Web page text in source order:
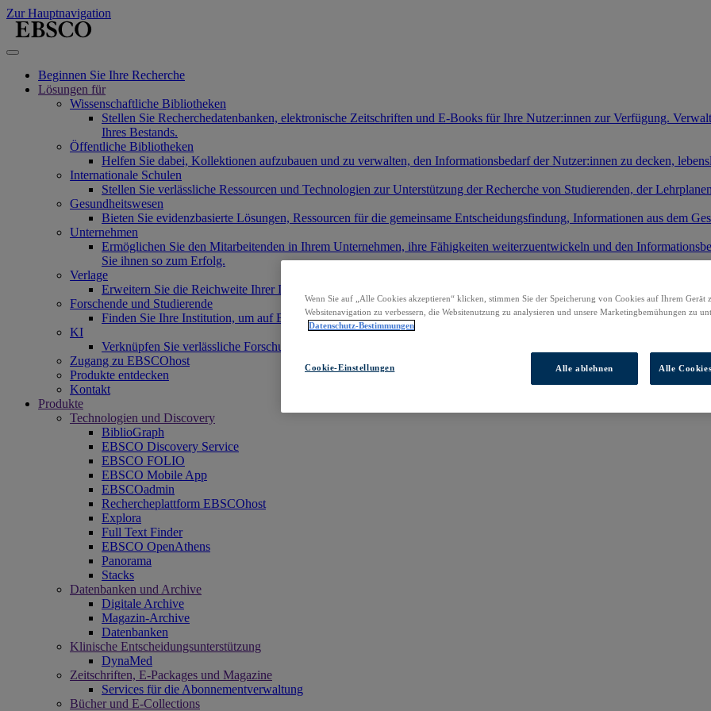
Zur Hauptnavigation
Beginnen Sie Ihre Recherche
Lösungen für
Wissenschaftliche Bibliotheken
Stellen Sie Recherchedatenbanken, elektronische Zeitschriften und E-Books für Ihre Nutzer:innen zur Verfügung.
Ihres Bestands.
Öffentliche Bibliotheken
Helfen Sie dabei, Kollektionen aufzubauen und zu verwalten, den Informationsbedarf der Nutzer:innen zu decken,
Internationale Schulen
Stellen Sie verlässliche Ressourcen und Technologien zur Unterstützung der Recherche von Studierenden, der
Gesundheitswesen
Bieten Sie evidenzbasierte Lösungen, Ressourcen für die gemeinsame Entscheidungsfindung, Informationen aus dem
Unternehmen
Ermöglichen Sie den Mitarbeitenden in Ihrem Unternehmen, ihre Fähigkeiten weiterzuentwickeln und den
Sie ihnen so zum Erfolg.
Verlage
Erweitern Sie die Reichweite Ihrer Inhalte und Services und stärken Sie Ihre Präsenz auf bestehenden und neuen Märkten.
Forschende und Studierende
Finden Sie Ihre Institution, um auf EBSCOs Produkte zuzugreifen und mit der Recherche zu beginnen.
KI
Verknüpfen Sie verlässliche Forschungsinhalte mit KI-Systemen
Zugang zu EBSCOhost
Produkte entdecken
Kontakt
Produkte
Technologien und Discovery
BiblioGraph
EBSCO Discovery Service
EBSCO FOLIO
EBSCO Mobile App
EBSCOadmin
Rechercheplattform EBSCOhost
Explora
Full Text Finder
EBSCO OpenAthens
Panorama
Stacks
Datenbanken und Archive
Digitale Archive
Magazin-Archive
Datenbanken
Klinische Entscheidungsunterstützung
DynaMed
Zeitschriften, E-Packages und Magazine
Services für die Abonnementverwaltung
Bücher und E-Collections
Wenn Sie auf „Alle Cookies akzeptieren“ klicken, stimmen Sie der Speicherung von Cookies auf Ihrem Gerät
Websitenavigation zu verbessern, die Websitenutzung zu analysieren und unsere Marketingbemühungen zu
Datenschutz-Bestimmungen
Cookie-Einstellungen Alle ablehnen Alle